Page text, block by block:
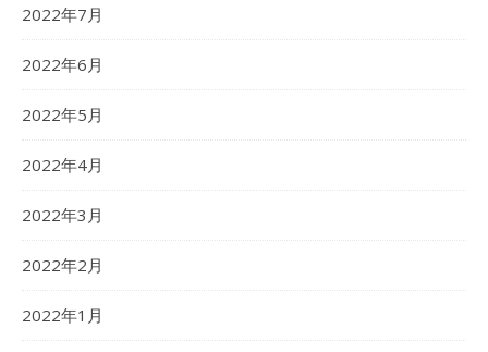
2022年7月
2022年6月
2022年5月
2022年4月
2022年3月
2022年2月
2022年1月